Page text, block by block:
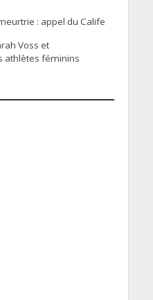
: appel du Calife
Voss et
athlètes féminins